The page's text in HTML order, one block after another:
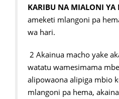
KARIBU NA MIALONI YA
ameketi mlangoni pa
wa hari.
2 Akainua macho yake
watatu wamesimama
alipowaona alipiga mbio
mlangoni pa hema,